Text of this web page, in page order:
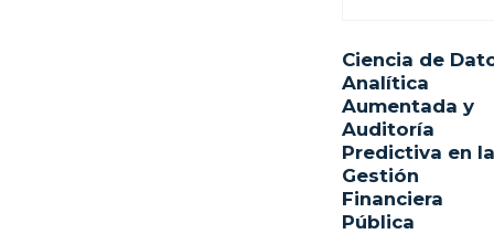
Ciencia de
Analítica
Aumentada y
Auditoría
Predictiva en la
Gestión
Financiera
Pública